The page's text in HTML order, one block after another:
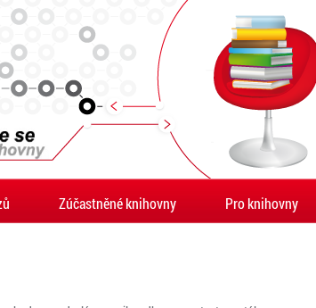
Zúčastněné knihovny Pro knihovny